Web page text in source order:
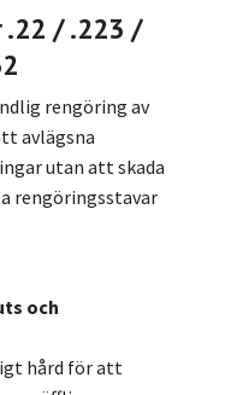
.22 / .223 /
rengöring av
avlägsna
utan att skada
rengöringsstavar
och
hård för att